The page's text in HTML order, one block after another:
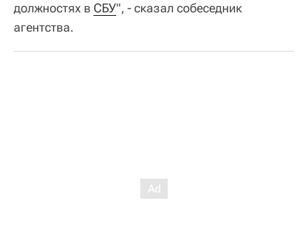
должностях в СБУ", - сказал собеседник
агентства.